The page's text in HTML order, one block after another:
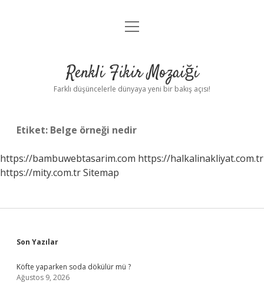
Anasayfa
Yasal Uyarı
menüyü
Renkli Fikir Mozaiği
Farklı düşüncelerle dünyaya yeni bir bakış açısı!
Etiket: Belge örneği nedir
https://bambuwebtasarim.com https://halkalinakliyat.com.tr
https://mity.com.trSitemap
Sidebar
Son Yazılar
Köfte yaparken soda dökülür mü ?
Ağustos 9, 2026